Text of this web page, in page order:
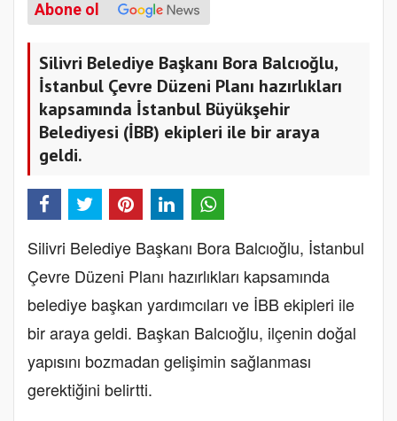
Abone ol
Silivri Belediye Başkanı Bora Balcıoğlu,
İstanbul Çevre Düzeni Planı hazırlıkları
kapsamında İstanbul Büyükşehir
Belediyesi (İBB) ekipleri ile bir araya
geldi.
Silivri Belediye Başkanı Bora Balcıoğlu, İstanbul
Çevre Düzeni Planı hazırlıkları kapsamında
belediye başkan yardımcıları ve İBB ekipleri ile
bir araya geldi. Başkan Balcıoğlu, ilçenin doğal
yapısını bozmadan gelişimin sağlanması
gerektiğini belirtti.